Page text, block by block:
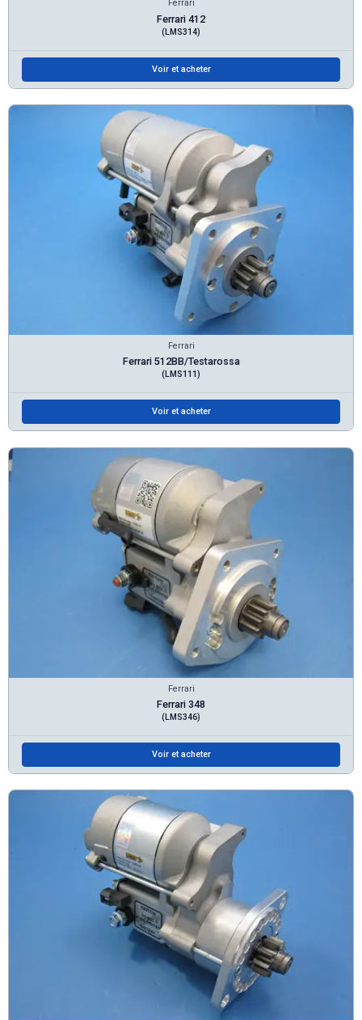
Ferrari
Ferrari 412
(LMS314)
Voir et acheter
Ferrari
Ferrari 512BB/Testarossa
(LMS111)
Voir et acheter
Ferrari
Ferrari 348
(LMS346)
Voir et acheter